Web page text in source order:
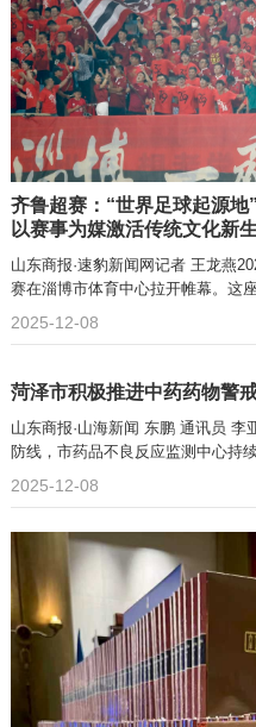
齐鲁超赛：“世界足球起源
以赛事为媒激活传统文化新
山东商报·速豹新闻网记者 王龙燕
赛在淄博市体育中心拉开帷幕。这
2025-12-08
菏泽市积极推进中药药物警
山东商报·山海新闻 东鹏 通讯员
防线，市药品不良反应监测中心持
2025-12-08